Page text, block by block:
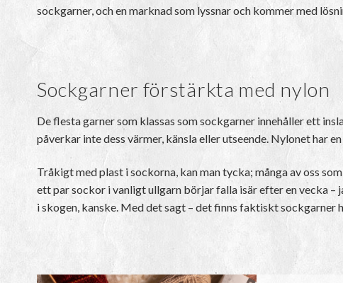
sockgarner, och en marknad som lyssnar och kommer med
Sockgarner förstärkta med nylon
De flesta garner som klassas som sockgarner innehåller ett
påverkar inte dess värmer, känsla eller utseende. Nylonet har
Tråkigt med plast i sockorna, kan man tycka; många av oss
ett par sockor i vanligt ullgarn börjar falla isär efter en vecka –
i skogen, kanske. Med det sagt – det finns faktiskt sockgarner